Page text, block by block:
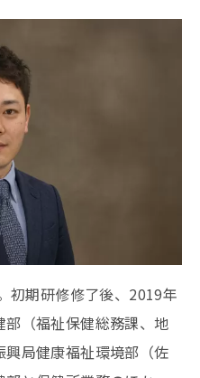
初期研修修了後、2019年
（福祉保健総務課、地
局健康福祉環境部（佐